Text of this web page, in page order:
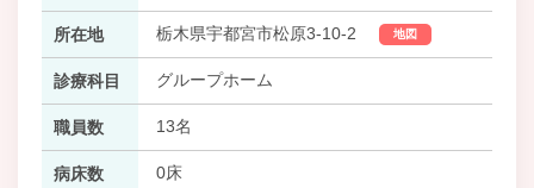
所在地 栃木県宇都宮市松原3-10-2 地図
診療科目 グループホーム
職員数 13名
病床数 0床